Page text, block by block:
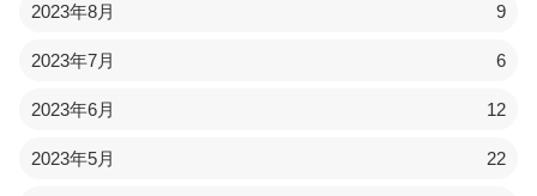
2023年8月 9
2023年7月 6
2023年6月 12
2023年5月 22